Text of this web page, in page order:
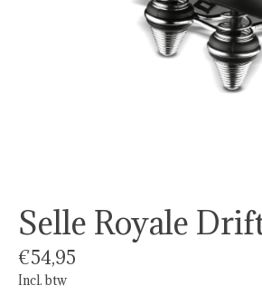
Selle Royale
€54,95
Incl. btw